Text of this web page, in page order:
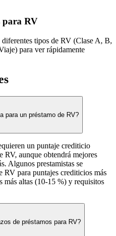
para RV
diferentes tipos de RV (Clase A, B,
para ver rápidamente
para un préstamo de RV?
un puntaje crediticio
RV, aunque obtendrá mejores
Algunos prestamistas se
RV para puntajes crediticios más
más altas (10-15 %) y requisitos
de préstamos para RV?